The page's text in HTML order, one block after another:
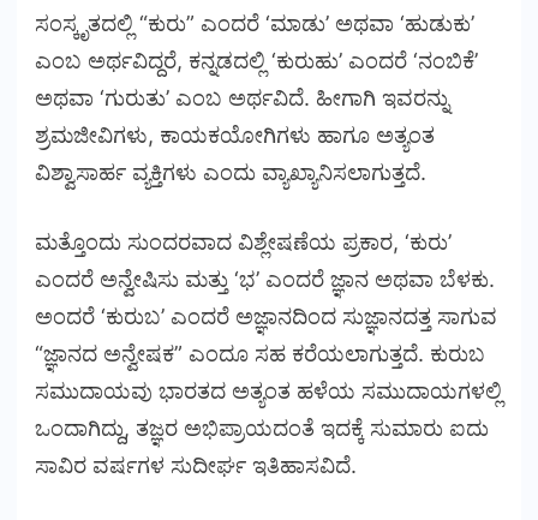
ಸಂಸ್ಕೃತದಲ್ಲಿ “ಕುರು” ಎಂದರೆ ‘ಮಾಡು’ ಅಥವಾ ‘ಹುಡುಕು’
ಎಂಬ ಅರ್ಥವಿದ್ದರೆ, ಕನ್ನಡದಲ್ಲಿ ‘ಕುರುಹು’ ಎಂದರೆ ‘ನಂಬಿಕೆ’
ಅಥವಾ ‘ಗುರುತು’ ಎಂಬ ಅರ್ಥವಿದೆ. ಹೀಗಾಗಿ ಇವರನ್ನು
ಶ್ರಮಜೀವಿಗಳು, ಕಾಯಕಯೋಗಿಗಳು ಹಾಗೂ ಅತ್ಯಂತ
ವಿಶ್ವಾಸಾರ್ಹ ವ್ಯಕ್ತಿಗಳು ಎಂದು ವ್ಯಾಖ್ಯಾನಿಸಲಾಗುತ್ತದೆ.
ಮತ್ತೊಂದು ಸುಂದರವಾದ ವಿಶ್ಲೇಷಣೆಯ ಪ್ರಕಾರ, ‘ಕುರು’
ಎಂದರೆ ಅನ್ವೇಷಿಸು ಮತ್ತು ‘ಭ’ ಎಂದರೆ ಜ್ಞಾನ ಅಥವಾ ಬೆಳಕು.
ಅಂದರೆ ‘ಕುರುಬ’ ಎಂದರೆ ಅಜ್ಞಾನದಿಂದ ಸುಜ್ಞಾನದತ್ತ ಸಾಗುವ
“ಜ್ಞಾನದ ಅನ್ವೇಷಕ” ಎಂದೂ ಸಹ ಕರೆಯಲಾಗುತ್ತದೆ. ಕುರುಬ
ಸಮುದಾಯವು ಭಾರತದ ಅತ್ಯಂತ ಹಳೆಯ ಸಮುದಾಯಗಳಲ್ಲಿ
ಒಂದಾಗಿದ್ದು, ತಜ್ಞರ ಅಭಿಪ್ರಾಯದಂತೆ ಇದಕ್ಕೆ ಸುಮಾರು ಐದು
ಸಾವಿರ ವರ್ಷಗಳ ಸುದೀರ್ಘ ಇತಿಹಾಸವಿದೆ.